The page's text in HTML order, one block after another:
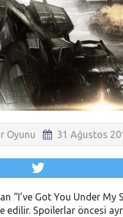
Oyunu 31 Ağustos
“I’ve Got You Under My
Spoilerlar öncesi